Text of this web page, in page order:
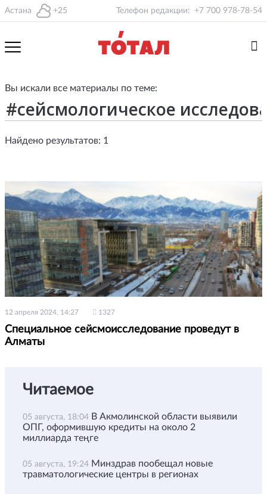
Астана +25 Телефон редакции: +7 700 978-78-54
Вы искали все материалы по теме:
Найдено результатов: 1
12 апреля 2024, 14:27 1327
Специальное сейсмоисследование проведут в
Алматы
Читаемое
05 августа, 18:04 В Акмолинской области выявили
ОПГ, оформившую кредиты на около 2
миллиарда теңге
05 августа, 19:24 Минздрав пообещал новые
травматологические центры в регионах